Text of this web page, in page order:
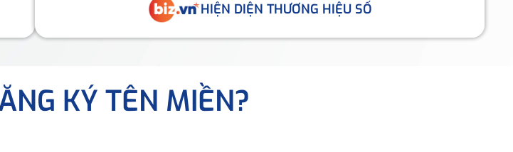
HIỆN DIỆN THƯƠNG HIỆU SỐ
KÝ TÊN MIỀN?